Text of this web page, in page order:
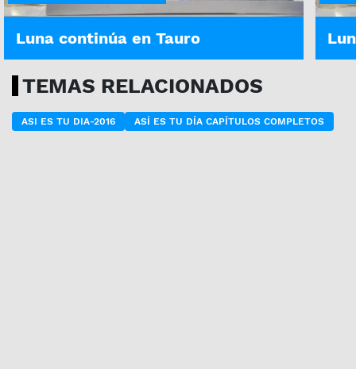
Luna continúa en Tauro
TEMAS RELACIONADOS
ASI ES TU DIA-2016 ASÍ ES TU DÍA CAPÍTULOS COMPLETOS